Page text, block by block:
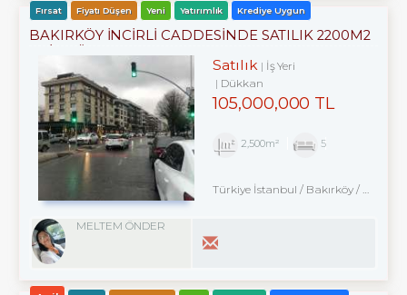
Fırsat Fiyatı Düşen Yeni Yatırımlık Krediye Uygun
BAKIRKÖY İNCİRLİ CADDESINDE SATILIK 2200M2
ACİL DÜKKAN
Satılık
İş Yeri
Dükkan
105,000,000 TL
2,500m² 5
Türkiye İstanbul / Bakırköy/ Zuhuratbaba
MELTEM ÖNDER